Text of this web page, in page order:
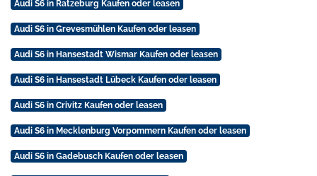
Audi S6 in Ratzeburg Kaufen oder leasen
Audi S6 in Grevesmühlen Kaufen oder leasen
Audi S6 in Hansestadt Wismar Kaufen oder leasen
Audi S6 in Hansestadt Lübeck Kaufen oder leasen
Audi S6 in Crivitz Kaufen oder leasen
Audi S6 in Mecklenburg Vorpommern Kaufen oder leasen
Audi S6 in Gadebusch Kaufen oder leasen